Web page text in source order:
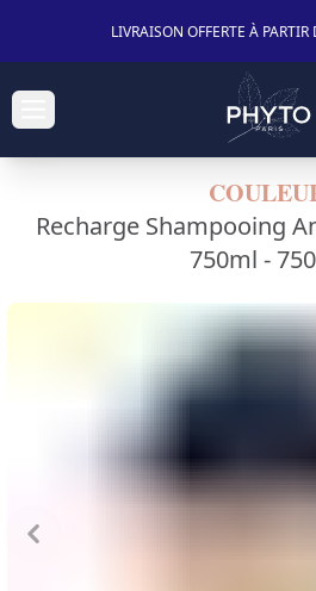
LIVRAISON OFFERTE À
Recharge Shampooing
750ml -